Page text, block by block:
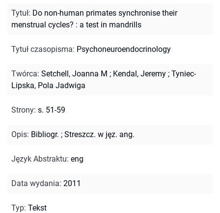
Tytuł: Do non-human primates synchronise their
menstrual cycles? : a test in mandrills
Tytuł czasopisma: Psychoneuroendocrinology
Twórca: Setchell, Joanna M ; Kendal, Jeremy ; Tyniec-
Lipska, Pola Jadwiga
Strony: s. 51-59
Opis: Bibliogr. ; Streszcz. w jęz. ang.
Język Abstraktu: eng
Data wydania: 2011
Typ: Tekst